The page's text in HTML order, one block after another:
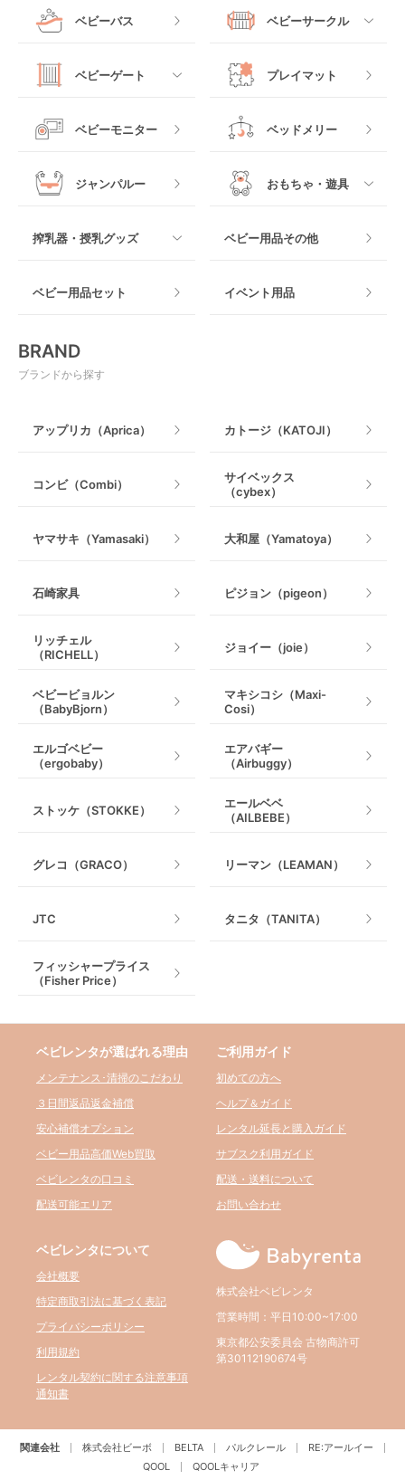
クーファン
マットレス・布団
ベビーベッドその他
ベビーカーその他
ジュニアシート
チャイルドシートその
他
ロッキングタイプ テーブルチェア
すべて
抱っこ紐その他
ベビーバス ベビーサークル
すべて
木製
マット製
ベビーゲート
すべて
プレイマット
ベビーモニター ベッドメリー
ジャンパルー おもちゃ・遊具
室内遊具
搾乳器・授乳グッズ
授乳グッズ・ママ用品
ベビー用品その他
ベビー用品セット イベント用品
BRAND
ブランドから探す
アップリカ（Aprica） カトージ（KATOJI）
コンビ（Combi）
サイベックス
（cybex）
ヤマサキ（Yamasaki） 大和屋（Yamatoya）
石崎家具 ピジョン（pigeon）
リッチェル
（RICHELL）
ジョイー（joie）
ベビービョルン
（BabyBjorn）
マキシコシ（Maxi-
Cosi）
エルゴベビー
（ergobaby）
エアバギー
（Airbuggy）
ストッケ（STOKKE）
エールベベ
（AILBEBE）
グレコ（GRACO） リーマン（LEAMAN）
JTC タニタ（TANITA）
フィッシャープライス
（Fisher Price）
ベビレンタが選ばれる理由
メンテナンス･清掃のこだわり
３日間返品返金補償
安心補償オプション
ベビー用品高価Web買取
ベビレンタの口コミ
配送可能エリア
ご利用ガイド
初めての方へ
ヘルプ＆ガイド
レンタル延長と購入ガイド
サブスク利用ガイド
配送・送料について
お問い合わせ
ベビレンタについて
会社概要
特定商取引法に基づく表記
プライバシーポリシー
利用規約
レンタル契約に関する注意事項
通知書
株式会社ベビレンタ
営業時間：平日10:00~17:00
東京都公安委員会 古物商許可
第30112190674号
関連会社 株式会社ビーボ BELTA パルクレール
RE:アールイー
QOOL
QOOLキャリア